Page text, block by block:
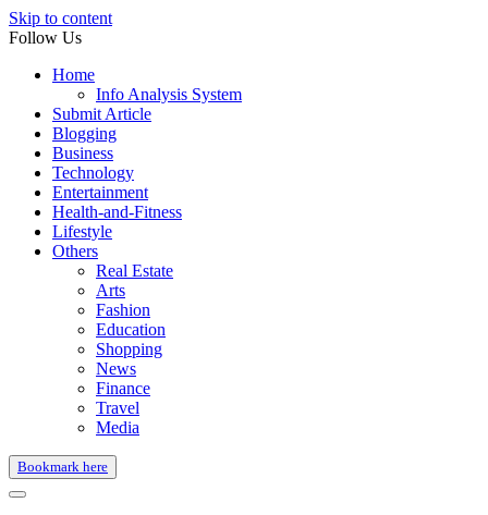
Skip to content
Follow Us
Home
Info Analysis System
Submit Article
Blogging
Business
Technology
Entertainment
Health-and-Fitness
Lifestyle
Others
Real Estate
Arts
Fashion
Education
Shopping
News
Finance
Travel
Media
Bookmark here